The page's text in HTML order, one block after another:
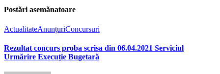
Postări asemănatoare
ActualitateAnunțuriConcursuri
Rezultat concurs proba scrisa din 06.04.2021 Serviciul
Urmărire Execuție Bugetară